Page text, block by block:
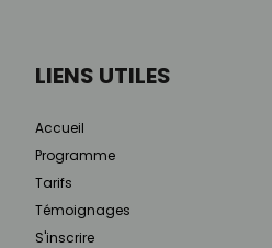
LIENS UTILES
Accueil
Programme
Tarifs
Témoignages
S'inscrire